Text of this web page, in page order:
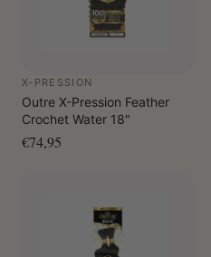
X-PRESSION
Outre X-Pression Feather
Crochet Water 18"
€74,95